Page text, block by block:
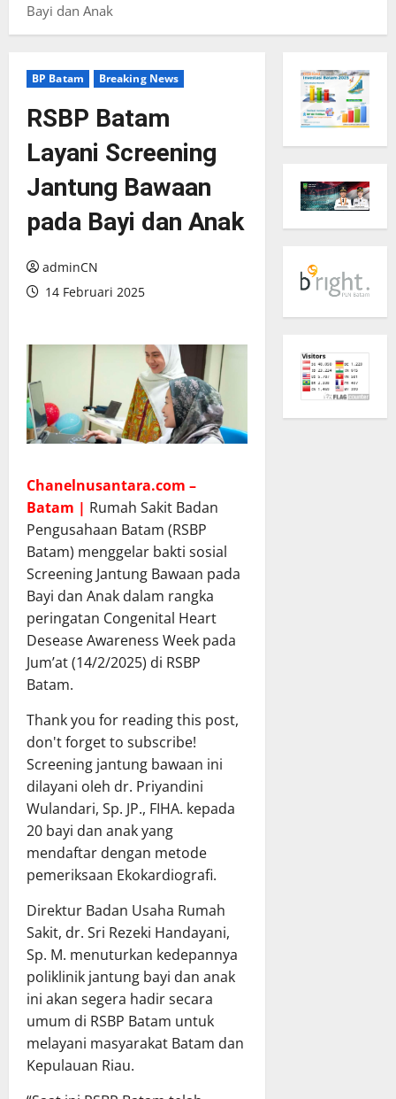
Bayi dan Anak
BP Batam Breaking News
RSBP Batam
Layani Screening
Jantung Bawaan
pada Bayi dan Anak
adminCN
14 Februari 2025
Chanelnusantara.com –
Batam | Rumah Sakit Badan
Pengusahaan Batam (RSBP
Batam) menggelar bakti sosial
Screening Jantung Bawaan pada
Bayi dan Anak dalam rangka
peringatan Congenital Heart
Desease Awareness Week pada
Jum’at (14/2/2025) di RSBP
Batam.
Thank you for reading this post,
don't forget to subscribe!
Screening jantung bawaan ini
dilayani oleh dr. Priyandini
Wulandari, Sp. JP., FIHA. kepada
20 bayi dan anak yang
mendaftar dengan metode
pemeriksaan Ekokardiografi.
Direktur Badan Usaha Rumah
Sakit, dr. Sri Rezeki Handayani,
Sp. M. menuturkan kedepannya
poliklinik jantung bayi dan anak
ini akan segera hadir secara
umum di RSBP Batam untuk
melayani masyarakat Batam dan
Kepulauan Riau.